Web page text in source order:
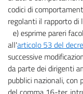
codici di
regolanti il rapporto di
e) esprime pareri
all'articolo 53 del
successive
da parte dei dirigenti
pubblici nazionali,